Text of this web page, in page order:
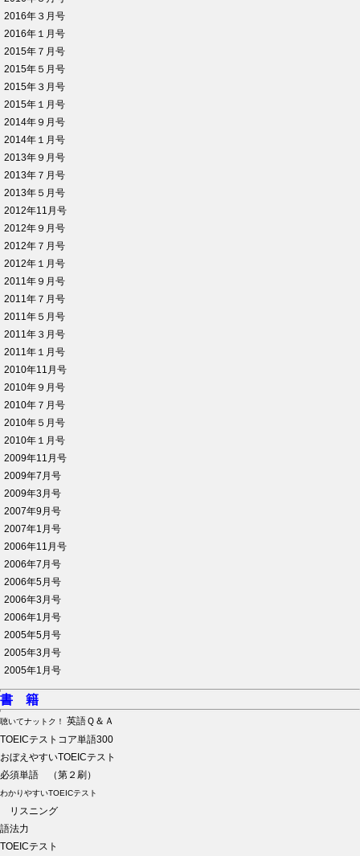
2016年３月号
2016年１月号
2015年７月号
2015年５月号
2015年３月号
2015年１月号
2014年９月号
2014年１月号
2013年９月号
2013年７月号
2013年５月号
2012年11月号
2012年９月号
2012年７月号
2012年１月号
2011年９月号
2011年７月号
2011年５月号
2011年３月号
2011年１月号
2010年11月号
2010年９月号
2010年７月号
2010年５月号
2010年１月号
2009年11月号
2009年7月号
2009年3月号
2007年9月号
2007年1月号
2006年11月号
2006年7月号
2006年5月号
2006年3月号
2006年1月号
2005年5月号
2005年3月号
2005年1月号
書 籍
聴いてナットク！
英語Ｑ＆Ａ
TOEICテストコア単語300
おぼえやすいTOEICテスト
必須単語 （第２刷）
わかりやすいTOEICテスト
リスニング
語法力
TOEICテスト